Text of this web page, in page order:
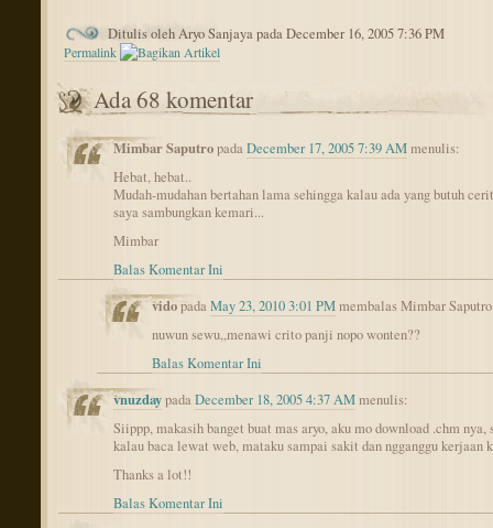
Ditulis oleh Aryo Sanjaya pada December 16, 2005 7:36 PM
Permalink
Ada 68 komentar
Mimbar SaputropadaDecember 17, 2005 7:39 AMmenulis:
Hebat, hebat..
Mudah-mudahan bertahan lama sehingga kalau ada yang butuh
saya sambungkan kemari...
Mimbar
Balas Komentar Ini
vidopadaMay 23, 2010 3:01 PMmembalas Mimbar
nuwun sewu,,menawi crito panji nopo wonten??
Balas Komentar Ini
vnuzdaypadaDecember 18, 2005 4:37 AMmenulis:
Siippp, makasih banget buat mas aryo, aku mo download .chm nya,
kalau baca lewat web, mataku sampai sakit dan ngganggu kerjaan
Thanks a lot!!
Balas Komentar Ini